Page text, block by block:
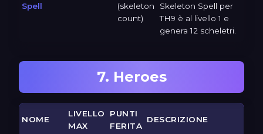
Spell
(skeleton
count)
Skeleton Spell per
TH9 è al livello 1 e
genera 12 scheletri.
7. Heroes
NOME
LIVELLO
MAX
PUNTI
FERITA
DESCRIZIONE